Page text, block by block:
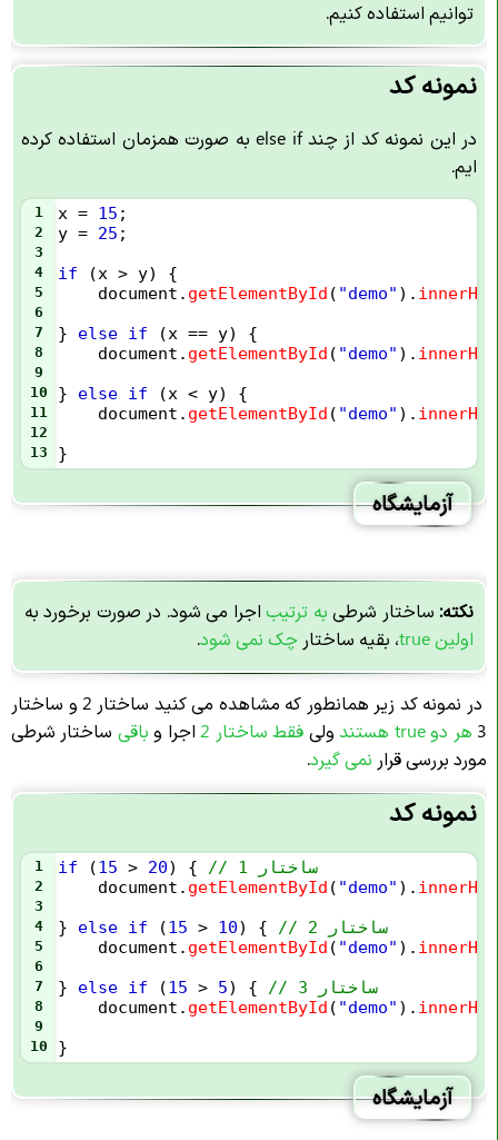
توانیم استفاده کنیم.
نمونه کد
در این نمونه کد از چند else if به صورت همزمان استفاده کرده
ایم.
1 x = 15 ;
2 y = 25 ;
3
4
if (x > y) {
5 document . getElementById ( "demo" ).
6
7
} else if (x == y) {
8 document . getElementById ( "demo" ).
9
10
} else if (x < y) {
11 document . getElementById ( "demo" ).
12
13
}
آزمایشگاه
نکته: ساختار شرطی به ترتیباجرا می شود. در صورت برخورد به
اولین true
، بقیه ساختار چک نمی شود.
در نمونه کد زیر
همانطور که مشاهده می کنید ساختار 2 و ساختار
3 هر دو true هستند ولی فقط ساختار 2 اجرا و باقی ساختار شرطی
مورد بررسی قرار نمی گیرد.
نمونه کد
1 if (15 > 20) { // ساختار 1
2 document . getElementById ( "demo" ).
3
4
} else if (15 > 10) { // ساختار 2
5 document . getElementById ( "demo" ).
6
7
} else if (15 > 5) { // ساختار 3
8 document . getElementById ( "demo" ).
9
10
}
آزمایشگاه